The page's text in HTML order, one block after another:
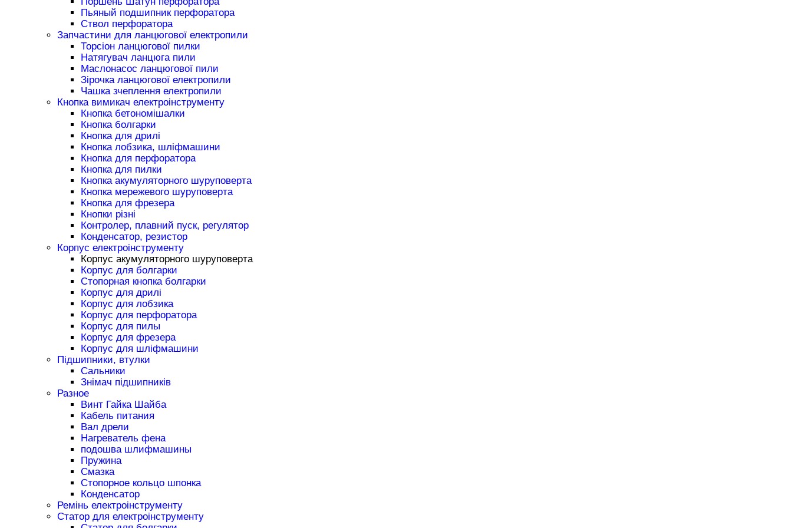
Пьяный подшипник перфоратора
Ствол перфоратора
Запчастини для ланцюгової електропили
Торсіон ланцюгової пилки
Натягувач ланцюга пили
Маслонасос ланцюгової пили
Зірочка ланцюгової електропили
Чашка зчеплення електропили
Кнопка вимикач електроінструменту
Кнопка бетономішалки
Кнопка болгарки
Кнопка для дрилі
Кнопка лобзика, шліфмашини
Кнопка для перфоратора
Кнопка для пилки
Кнопка акумуляторного шуруповерта
Кнопка мережевого шуруповерта
Кнопка для фрезера
Кнопки різні
Контролер, плавний пуск, регулятор
Конденсатор, резистор
Корпус електроінструменту
Корпус акумуляторного шуруповерта
Корпус для болгарки
Стопорная кнопка болгарки
Корпус для дрилі
Корпус для лобзика
Корпус для перфоратора
Корпус для пилы
Корпус для фрезера
Корпус для шліфмашини
Підшипники, втулки
Сальники
Знімач підшипників
Разное
Винт Гайка Шайба
Кабель питания
Вал дрели
Нагреватель фена
подошва шлифмашины
Пружина
Смазка
Стопорное кольцо шпонка
Конденсатор
Ремінь електроінструменту
Статор для електроінструменту